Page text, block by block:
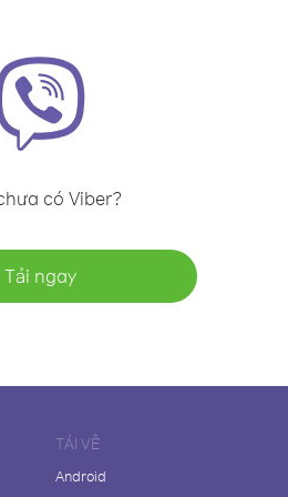
có Viber?
Tải ngay
TẢI VỀ
Android